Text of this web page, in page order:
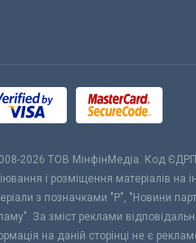
2026 ТОВ МiнфiнМедiа. Код
і розміщення матеріалів на
з позначками "Р", "Новини
За зміст реклами
на даній сторінці не є